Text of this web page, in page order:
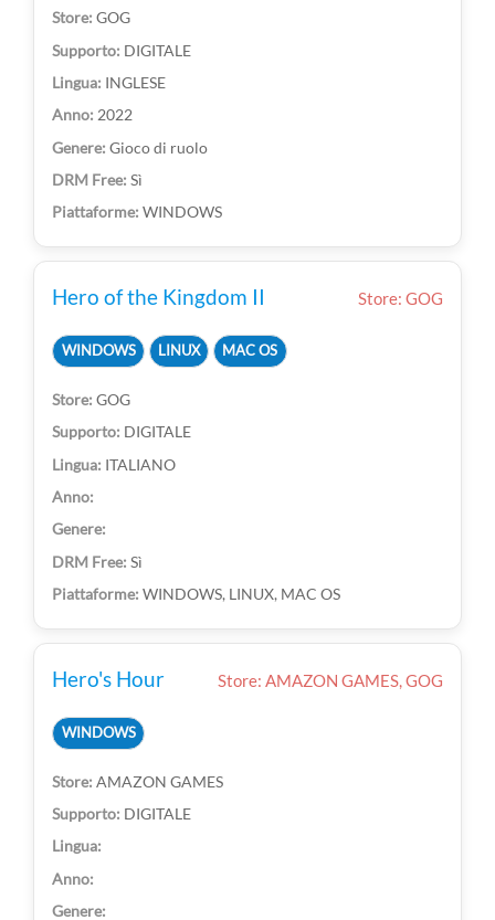
GOG
DIGITALE
INGLESE
2022
Gioco di ruolo
Sì
WINDOWS
Hero of the Kingdom II Store: GOG
WINDOWS LINUX MAC OS
GOG
DIGITALE
ITALIANO
Sì
WINDOWS, LINUX, MAC OS
Hero's Hour Store: AMAZON GAMES, GOG
WINDOWS
AMAZON GAMES
DIGITALE